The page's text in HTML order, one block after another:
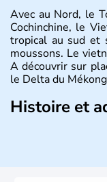
Avec au Nord, le
Cochinchine, le
tropical au sud et
moussons. Le
A découvrir sur
le Delta du
Histoire et
Pays d'Asie du